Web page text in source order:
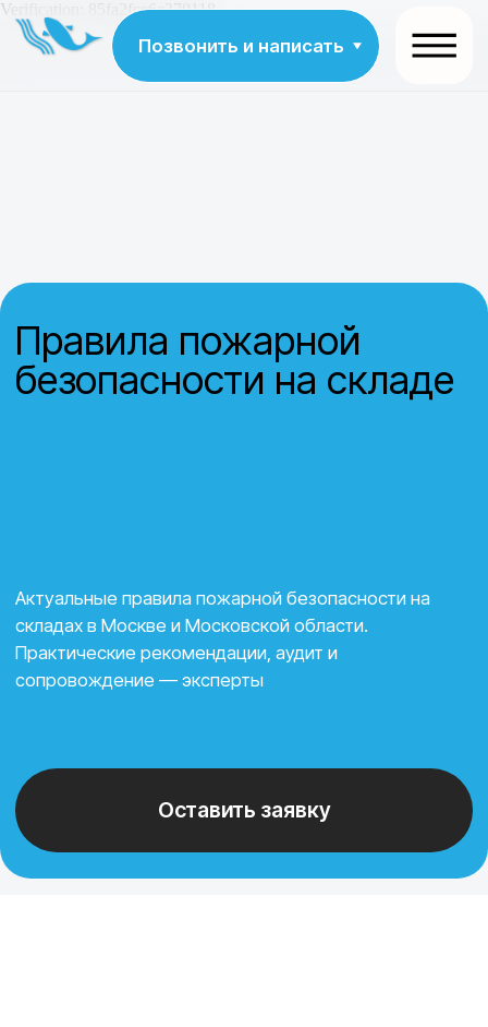
Verification: 85fa2fce6c370118
Позвонить и написать